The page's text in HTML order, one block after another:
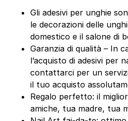
Gli adesivi per unghie
le decorazioni delle
domestico e il salone di
Garanzia di qualità – In
l’acquisto di adesivi per
contattarci per un
il tuo acquisto
Regalo perfetto: il
amiche, tua madre, tua